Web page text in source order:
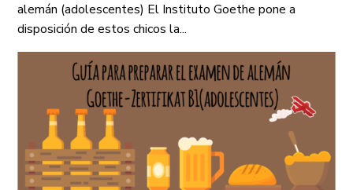
alemán (adolescentes) El Instituto Goethe pone a
disposición de estos chicos la...